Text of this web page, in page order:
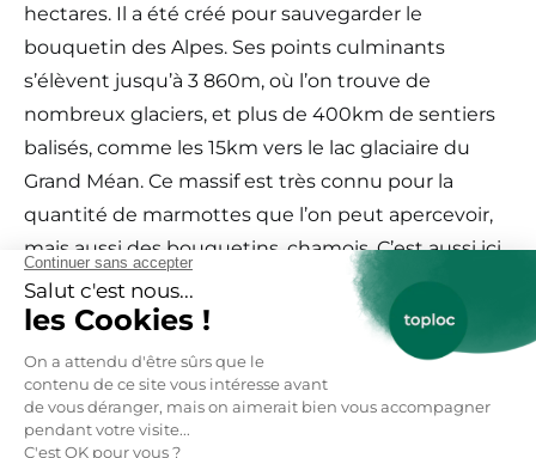
hectares. Il a été créé pour sauvegarder le
bouquetin des Alpes. Ses points culminants
s’élèvent jusqu’à 3 860m, où l’on trouve de
nombreux glaciers, et plus de 400km de sentiers
balisés, comme les 15km vers le lac glaciaire du
Grand Méan. Ce massif est très connu pour la
quantité de marmottes que l’on peut apercevoir,
mais aussi des bouquetins, chamois. C’est aussi ici
que se trouve l’Iseran, le plus haut col d’Europe (2
765m), véritable terrain pour les cyclistes, c’est
également le point de départ de nombreuses
randonnées comme la Pointe de la Met.